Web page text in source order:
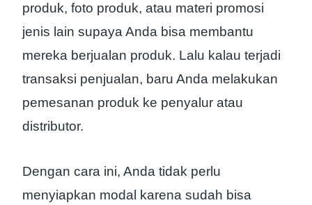
produk, foto produk, atau materi promosi
jenis lain supaya Anda bisa membantu
mereka berjualan produk. Lalu kalau terjadi
transaksi penjualan, baru Anda melakukan
pemesanan produk ke penyalur atau
distributor.
Dengan cara ini, Anda tidak perlu
menyiapkan modal karena sudah bisa